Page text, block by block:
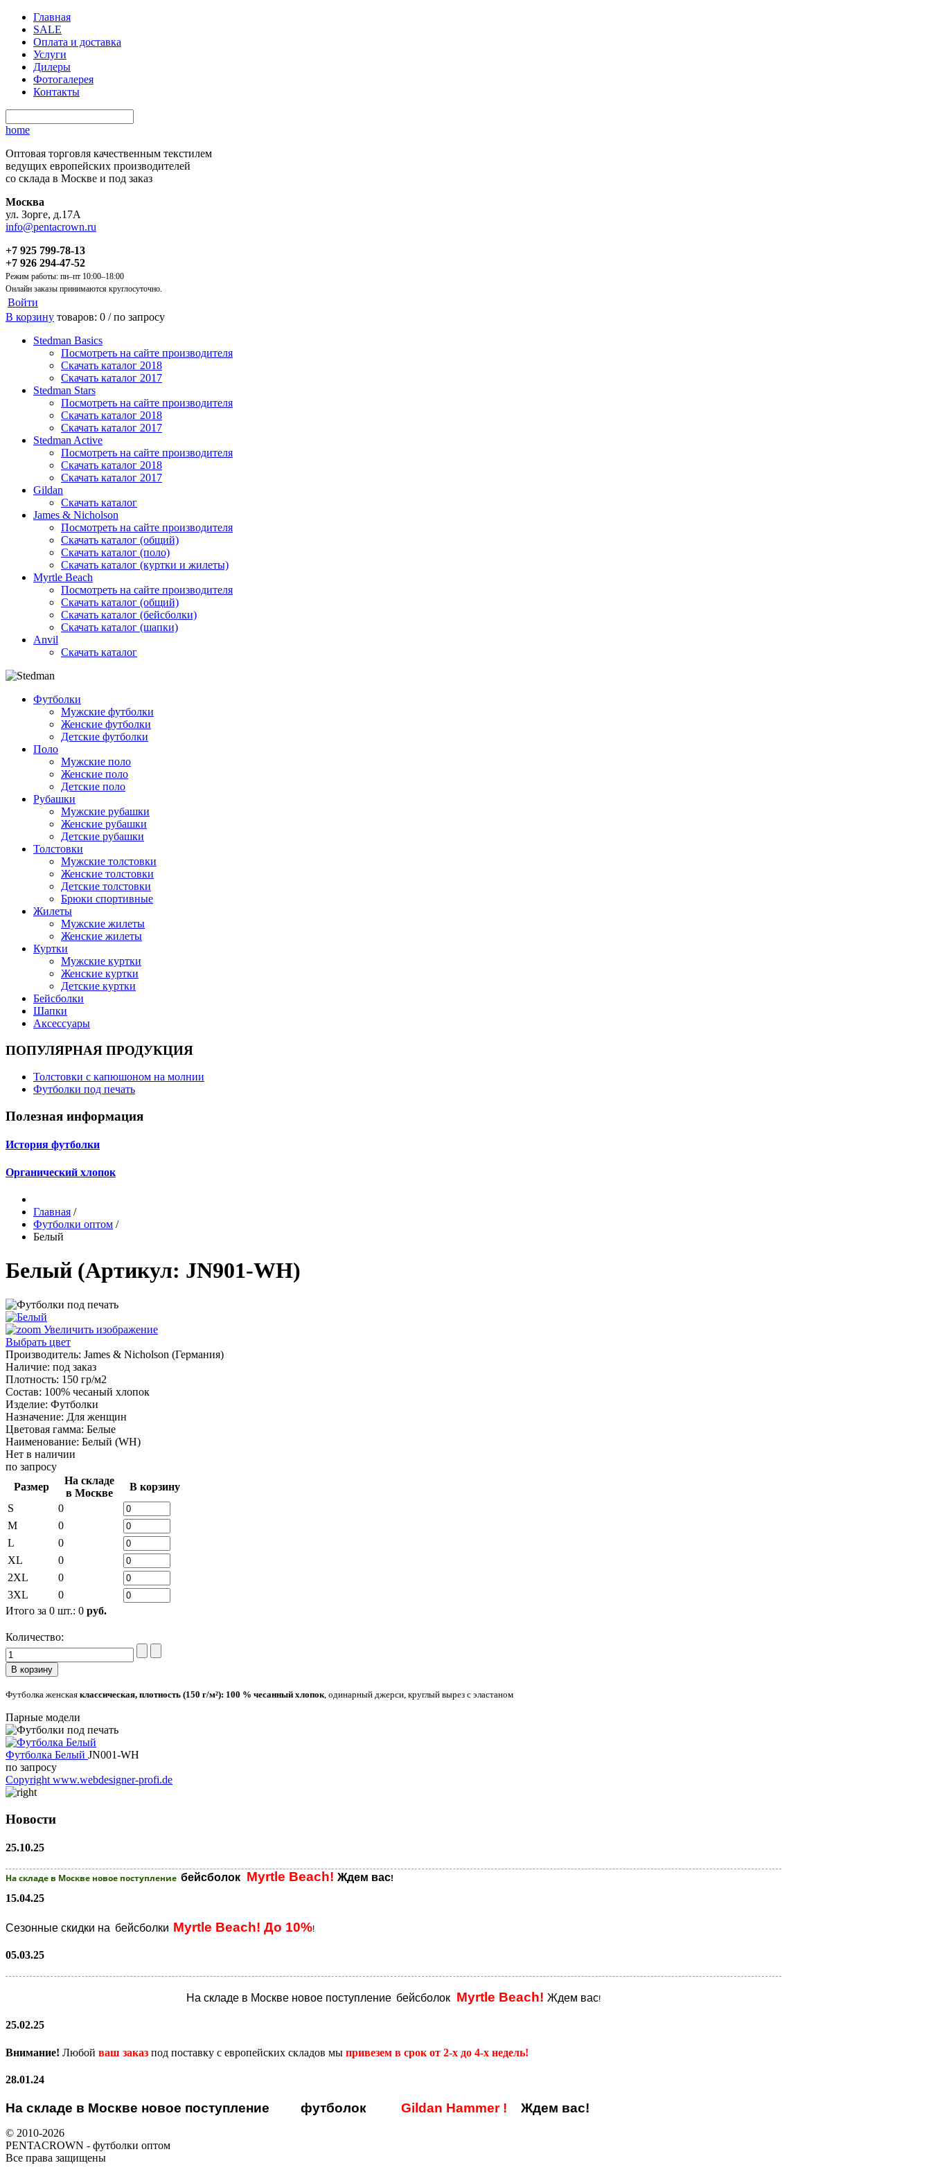
Главная
SALE
Оплата и доставка
Услуги
Дилеры
Фотогалерея
Контакты
home
Оптовая торговля качественным текстилем
ведущих европейских производителей
со склада в Москве и под заказ
Москва
ул. Зорге, д.17А
info@pentacrown.ru
+7 925 799-78-13
+7 926 294-47-52
Режим работы: пн–пт 10:00–18:00
Онлайн заказы принимаются круглосуточно.
Войти
В корзину товаров: 0 /по запросу
Stedman Basics
Посмотреть на сайте производителя
Скачать каталог 2018
Скачать каталог 2017
Stedman Stars
Посмотреть на сайте производителя
Скачать каталог 2018
Скачать каталог 2017
Stedman Active
Посмотреть на сайте производителя
Скачать каталог 2018
Скачать каталог 2017
Gildan
Скачать каталог
James & Nicholson
Посмотреть на сайте производителя
Скачать каталог (общий)
Скачать каталог (поло)
Скачать каталог (куртки и жилеты)
Myrtle Beach
Посмотреть на сайте производителя
Скачать каталог (общий)
Скачать каталог (бейсболки)
Скачать каталог (шапки)
Anvil
Скачать каталог
Футболки
Мужские футболки
Женские футболки
Детские футболки
Поло
Мужские поло
Женские поло
Детские поло
Рубашки
Мужские рубашки
Женские рубашки
Детские рубашки
Толстовки
Мужские толстовки
Женские толстовки
Детские толстовки
Брюки спортивные
Жилеты
Мужские жилеты
Женские жилеты
Куртки
Мужские куртки
Женские куртки
Детские куртки
Бейсболки
Шапки
Аксессуары
ПОПУЛЯРНАЯ ПРОДУКЦИЯ
Толстовки с капюшоном на молнии
Футболки под печать
Полезная информация
История футболки
Органический хлопок
Главная /
Футболки оптом /
Белый
Белый (Артикул: JN901-WH)
Увеличить изображение
Выбрать цвет
Производитель: James & Nicholson (Германия)
Наличие: под заказ
Плотность: 150 гр/м2
Состав: 100% чесаный хлопок
Изделие: Футболки
Назначение: Для женщин
Цветовая гамма: Белые
Наименование: Белый (WH)
Нет в наличии
по запросу
Размер
На складе
в Москве
В корзину
S
0
M
0
L
0
XL
0
2XL
0
3XL
0
Итого за 0 шт.: 0 руб.
Количество:
Футболка женская классическая, плотность (150 г/м²): 100 % чесанный хлопок , одинарный джерси, круглый вырез с эластаном
Парные модели
Футболка Белый JN001-WH
по запросу
Copyright www.webdesigner-profi.de
Новости
25.10.25
На складе в Москве новое поступление бейсболок Myrtle Beach! Ждем вас!
15.04.25
Сезонные скидки на бейсболки Myrtle Beach! До 10%!
05.03.25
На складе в Москве новое поступление бейсболок Myrtle Beach! Ждем вас!
25.02.25
Внимание! Любой ваш заказ под поставку с европейских складов мы привезем в срок от 2-х до 4-х недель!
28.01.24
На складе в Москве новое поступление футболок Gildan Hammer ! Ждем вас!
© 2010-2026
PENTACROWN - футболки оптом
Все права защищены